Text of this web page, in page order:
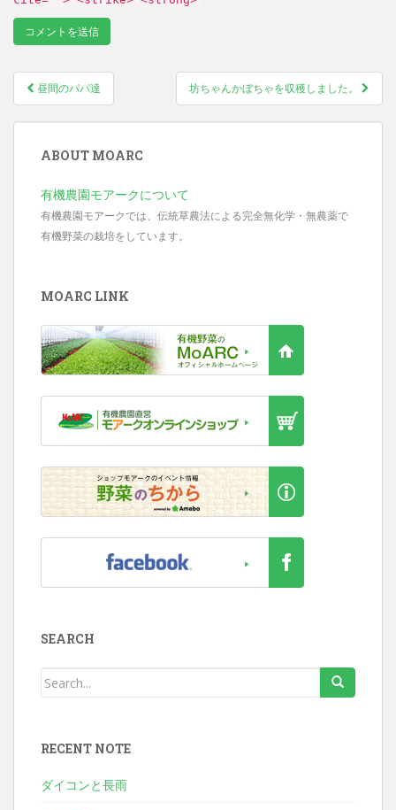
Post navigation
昼間のパパ達 坊ちゃんかぼちゃを収穫しました。
ABOUT MOARC
有機農園モアークについて
有機農園モアークでは、伝統草農法による完全無化学・無農薬で
有機野菜の栽培をしています。
MOARC LINK
SEARCH
RECENT NOTE
ダイコンと長雨